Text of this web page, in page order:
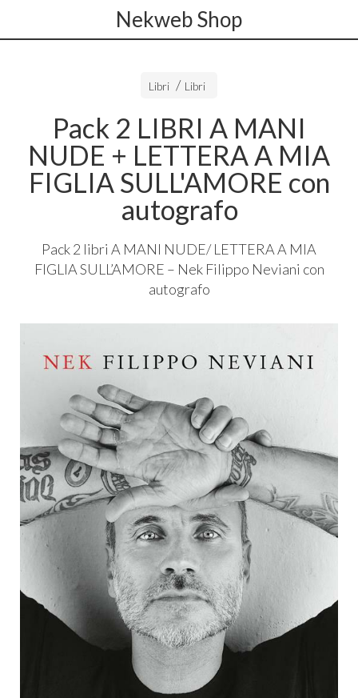
Nekweb Shop
Libri Libri
Pack 2 LIBRI A MANI
NUDE + LETTERA A MIA
FIGLIA SULL'AMORE con
autografo
Pack 2 libri A MANI NUDE/LETTERAA MIA
FIGLIASULL’AMORE – Nek Filippo Neviani con
autografo